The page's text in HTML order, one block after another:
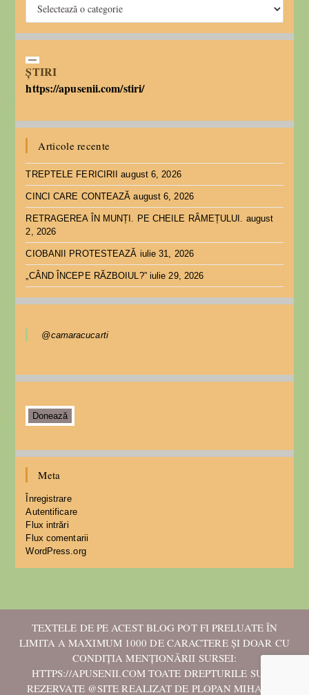
ȘTIRI
https://apusenii.com/stiri/
Articole recente
TREPTELE FERICIRII august 6, 2026
CINCI CARE CONTEAZĂ august 6, 2026
RETRAGEREA ÎN MUNȚI. PE CHEILE RÂMEȚULUI.
august
2, 2026
CIOBANII PROTESTEAZĂ iulie 31, 2026
„CÂND ÎNCEPE RĂZBOIUL?” iulie 29, 2026
@camaracucarti
Donează
Meta
Înregistrare
Autentificare
Flux intrări
Flux comentarii
WordPress.org
TEXTELE DE PE ACEST BLOG POT FI PRELUATE ÎN
LIMITA A MAXIMUM 1000 DE CARACTERE ȘI DOAR CU
CONDIȚIA MENȚIONĂRII SURSEI:
HTTPS://APUSENII.COM TOATE DREPTURILE SUNT
REZERVATE @SITE REALIZAT DE PLOPAN MIHAELA